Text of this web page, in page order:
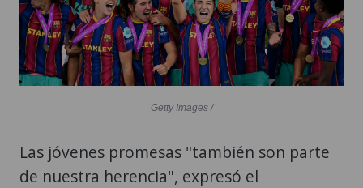
Getty Images /
Las jóvenes promesas "también son parte
de nuestra herencia", expresó el